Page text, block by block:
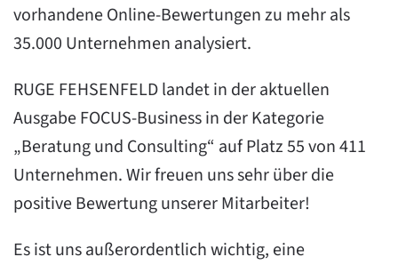
vorhandene Online-Bewertungen zu mehr als
35.000 Unternehmen analysiert.
RUGE FEHSENFELD landet in der aktuellen
Ausgabe FOCUS-Business in der Kategorie
„Beratung und Consulting“ auf Platz 55 von 411
Unternehmen. Wir freuen uns sehr über die
positive Bewertung unserer Mitarbeiter!
Es ist uns außerordentlich wichtig, eine